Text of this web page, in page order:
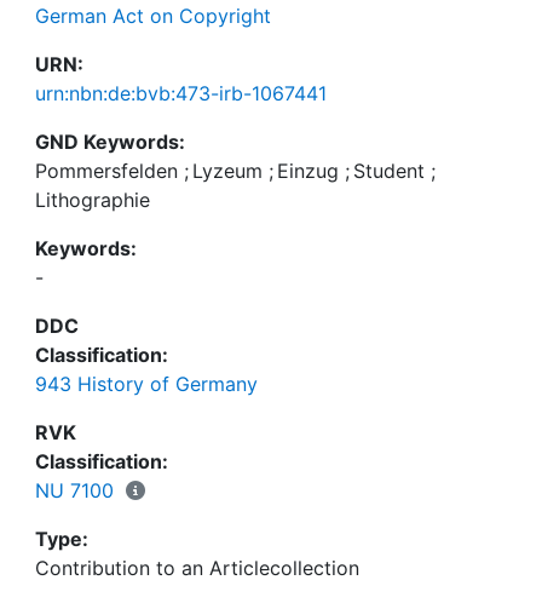
German Act on Copyright
URN:
urn:nbn:de:bvb:473-irb-1067441
GND Keywords:
Pommersfelden ; Lyzeum ; Einzug ; Student ;
Lithographie
Keywords:
-
DDC
Classification:
943 History of Germany
RVK
Classification:
NU 7100
Type:
Contribution to an Articlecollection